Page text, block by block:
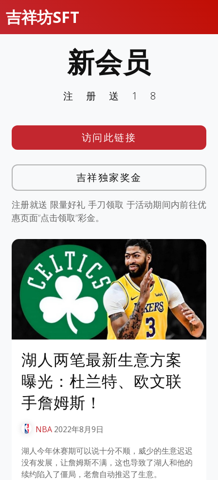
吉祥坊SFT
湖人两笔最新生意方案
曝光：杜兰特、欧文联
手詹姆斯！
NBA 2022年8月9日
湖人今年休赛期可以说十分不顺，威少的生意迟迟
没有发展，让詹姆斯不满，这也导致了湖人和他的
续约陷入了僵局，老詹自动推迟了生意。
新会员
注册送18
访问此链接
吉祥独家奖金
注册就送 限量好礼 手刀领取 于活动期间内前往优
惠页面”点击领取”彩金。